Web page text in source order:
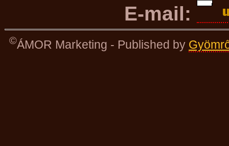
E-mail:
©ÁMOR Marketing - Published by